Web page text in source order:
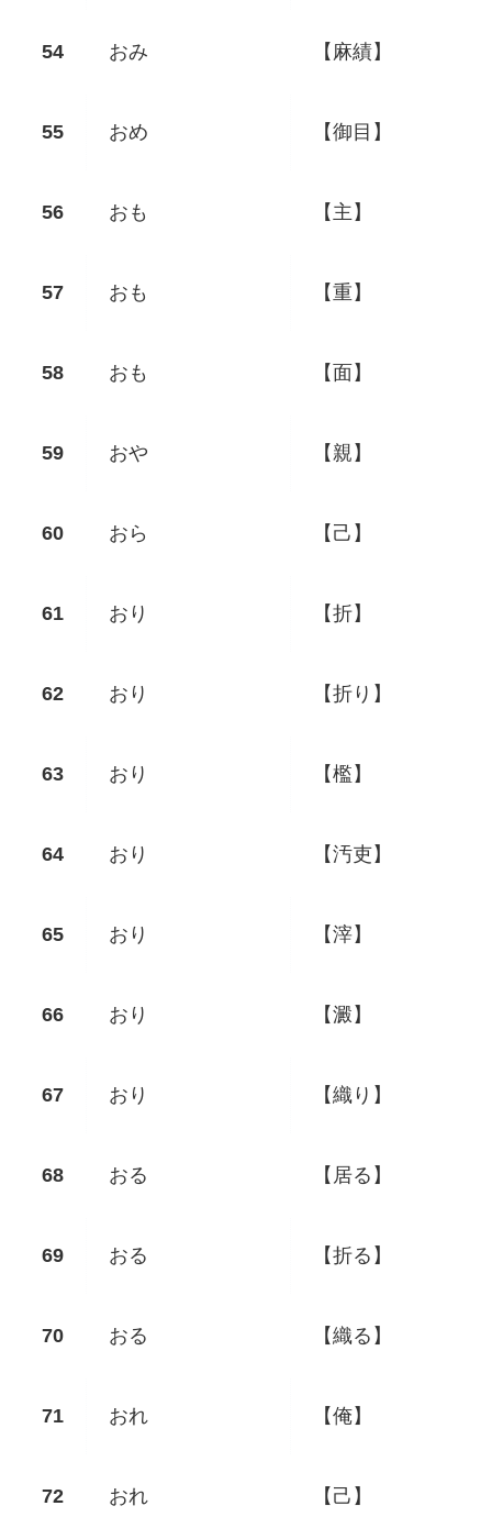
おみ 【麻績】
おめ 【御目】
おも 【主】
おも 【重】
おも 【面】
おや 【親】
おら 【己】
おり 【折】
おり 【折り】
おり 【檻】
おり 【汚吏】
おり 【滓】
おり 【澱】
おり 【織り】
おる 【居る】
おる 【折る】
おる 【織る】
おれ 【俺】
おれ 【己】